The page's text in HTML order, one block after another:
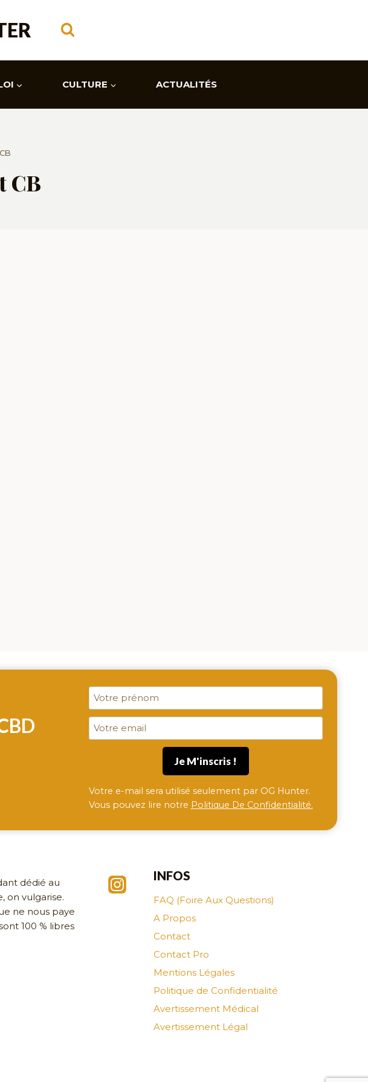
CULTURE ACTUALITÉS
CB
Votre e-mail sera utilisé seulement par OG Hunter.
Vous pouvez lire notre Politique De Confidentialité.
dédié au
on vulgarise.
ne nous paye
100 % libres
INFOS
FAQ (Foire Aux Questions)
A Propos
Contact
Contact Pro
Mentions Légales
Politique de Confidentialité
Avertissement Médical
Avertissement Légal